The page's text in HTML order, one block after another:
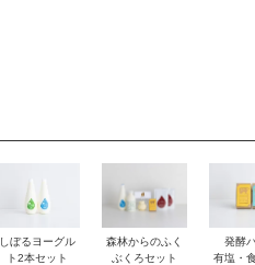
しぼるヨーグル
ト2本セット
森林からのふく
ぶくろセット
発酵
有塩・